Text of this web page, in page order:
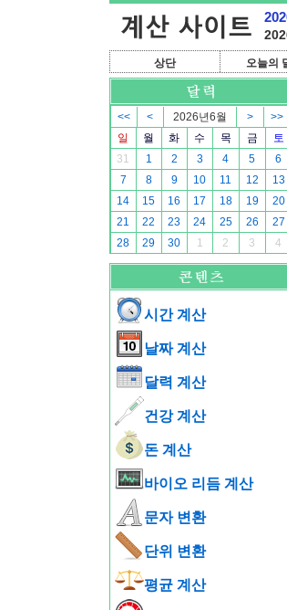
상단 오늘의
<< < 2026년6월 >
>>
일
월 화 수 목 금
토
31
1 2 3 4 5
6
7
8 9 10 11 12
13
14
15 16 17 18 19
20
21
22 23 24 25 26
27
28
29 30 1 2 3 4
시간 계산
날짜 계산
달력 계산
건강 계산
돈 계산
바이오 리듬 계산
문자 변환
단위 변환
평균 계산